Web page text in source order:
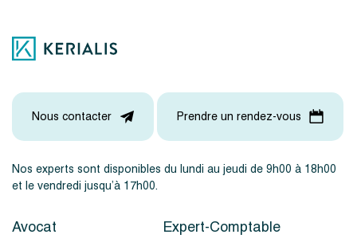
Nos experts sont disponibles du lundi au jeudi de 9h00 à 18h00
et le vendredi jusqu’à 17h00.
Nous contacter Prendre un rendez-vous
Avocat Expert-Comptable